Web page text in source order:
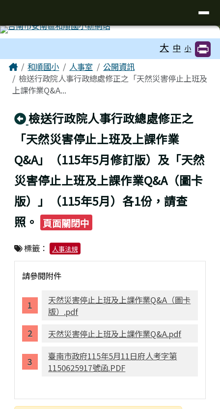
大 中 小
主內容區域
Home和順國小 人事室
公開資訊
檢送行政院人事行政總處修正之「天然災害停止上班及
上課作業Q&A...
回上頁
檢送行政院人事行政總處修正之
「天然災害停止上班及上課作業
Q&A」（115年5月修訂版）及「天然
災害停止上班及上課作業Q&A（圖卡
版）」（115年5月）各1份，請查
照。
頁面關閉中
標籤： 人事法規
請參閱附件
天然災害停止上班及上課作業Q&A（圖卡
版）.pdf
天然災害停止上班及上課作業Q&A.pdf
臺南市政府115年5月11日府人考字第
1150625917號函.PDF
頁尾區域